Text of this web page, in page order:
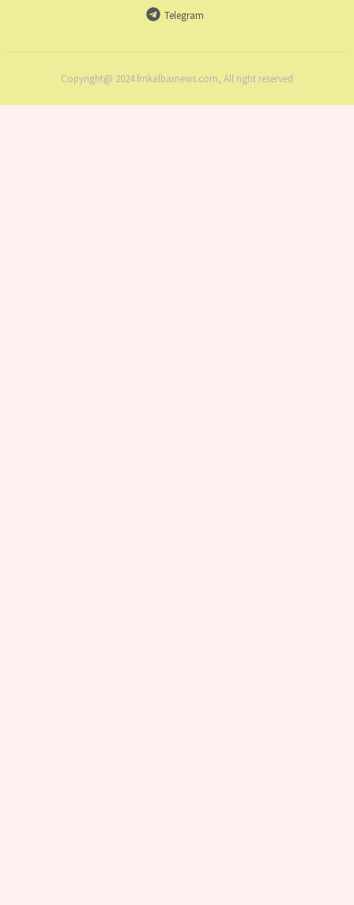
Telegram
Copyright@ 2024 frnkalbarnews.com, All right reserved